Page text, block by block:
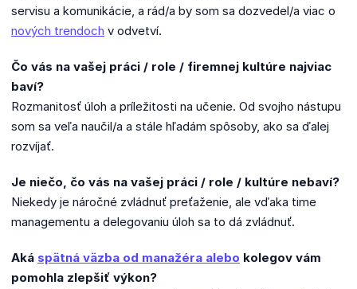
servisu a komunikácie, a rád/a by som sa dozvedel/a viac o
nových trendoch v odvetví.
Čo vás na vašej práci / role / firemnej kultúre najviac
baví?
Rozmanitosť úloh a príležitosti na učenie. Od svojho nástupu
som sa veľa naučil/a a stále hľadám spôsoby, ako sa ďalej
rozvíjať.
Je niečo, čo vás na vašej práci / role / kultúre nebaví?
Niekedy je náročné zvládnuť preťaženie, ale vďaka time
managementu a delegovaniu úloh sa to dá zvládnuť.
Aká spätná väzba od manažéra alebo kolegov vám
pomohla zlepšiť výkon?